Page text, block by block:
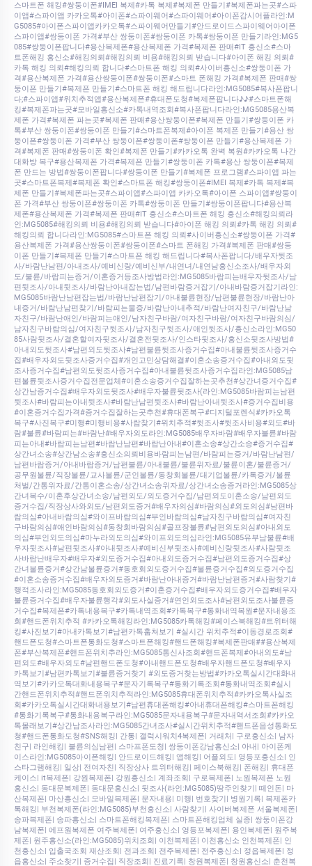
스마트폰 해킹#쌍둥이폰#IMEI 복제#카톡 복제#복제폰 만들기#복제폰파는곳#스파
이앱#스파이앱 카카오톡#아이폰#스파이웨어#스파이웨어#아이폰감시어플라인:M
G5085#아이폰스파이앱카카오톡#스파이웨어만들기#안드로이드스파이웨어아이폰
스파이앱#쌍둥이폰 가격#부산 쌍둥이폰#쌍둥이폰 카톡#쌍둥이폰 만들기라인:MG5
085#쌍둥이폰팝니다#용산복제폰#용산복제폰 가격#복제폰 판매#IT 흥신소#스마
트폰해킹 흥신소#해킹의뢰#해킹의뢰 비용#해킹의뢰 받습니다#아이폰 해킹 의뢰#
카톡 해킹 의뢰#해킹의뢰 합니다#스마트폰 해킹 의뢰#사이버흥신소#쌍둥이폰 가
격#용산복제폰 가격#용산쌍둥이폰#쌍둥이폰#스마트 폰해킹 가격#복제폰 판매#쌍
둥이폰 만들기#복제폰 만들기#스마트폰 해킹 해드립니다라인:MG5085#복사폰팝니
다;#스파이앱#위치추적앱#용산복제폰#휴대폰도청#복제폰팝니다♪♪#스마트폰해
킹#복제폰파는곳#모바일흥신소#카톡내역조회#복사폰팝니다라인:MG5085용산복
제폰 가격#복제폰 파는곳#복제폰 판매#용산쌍둥이폰#복제폰 만들기#쌍둥이폰 카
톡#부산 쌍둥이폰#쌍둥이폰 만들기#스마트폰복제#아이폰 복제폰 만들기#용산 쌍
둥이폰#쌍둥이폰 가격#부산 쌍둥이폰#쌍둥이폰#쌍둥이폰 만들기#용산복제폰 가
격#복제폰 판매#쌍둥이폰 확인#복제폰 만들기#카카오톡 완벽 복원#카카오톡 나간
대화방 복구#용산복제폰 가격#복제폰 만들기#쌍둥이폰 카톡#용산 쌍둥이폰#복제
폰 만드는 방법#쌍둥이폰팝니다#쌍둥이폰 만들기#복제폰 프로그램#스파이앱 파는
곳#스마트폰복제#복제폰 확인#스마트폰 해킹#쌍둥이폰#IMEI 복제#카톡 복제#복
제폰 만들기#복제폰파는곳#스파이앱#스파이앱 카카오톡#아이폰 스파이앱#쌍둥이
폰 가격#부산 쌍둥이폰#쌍둥이폰 카톡#쌍둥이폰 만들기#쌍둥이폰팝니다#용산복
제폰#용산복제폰 가격#복제폰 판매#IT 흥신소#스마트폰 해킹 흥신소#해킹의뢰라
인:MG5085#해킹의뢰 비용#해킹의뢰 받습니다#아이폰 해킹 의뢰#카톡 해킹 의뢰#
해킹의뢰 합니다라인:MG5085#스마트폰 해킹 의뢰#사이버흥신소#쌍둥이폰 가격#
용산복제폰 가격#용산쌍둥이폰#쌍둥이폰#스마트 폰해킹 가격#복제폰 판매#쌍둥
이폰 만들기#복제폰 만들기#스마트폰 해킹 해드립니다#복사폰팝니다/배우자뒷조
사/바람난남편/아내조사/예비신랑/예비신부/내연녀/내연남흥신소조사/배우자외
도/불륜/바람피는증거/이혼증거등조사방법라인:MG5085바람피는배우자뒷조사/남
편뒷조사/아내뒷조사/바람난아내잡는법/남편바람증거잡기/아내바람증거잡기라인:
MG5085바람난남편잡는법/바람난남편잡기/아내불륜현장/남편불륜현장/바람난아
내증거/바람난남편찾기/바람피는물증/바람난아내추적/바람난여자친구/바람난남
자친구/바람난애인/바람피는애인/남자친구바람/여자친구바람/여자친구바람의심/
남자친구바람의심/여자친구뒷조사/남자친구뒷조사/애인뒷조사/흥신소라인:MG50
85사람뒷조사/결혼할여자뒷조사/결혼전뒷조사/인스타뒷조사/흥신소뒷조사방법#
아내외도뒷조사#남편외도뒷조사#남편불륜뒷조사증거수집#아내불륜뒷조사증거수
집#배우자외도뒷조사증거수집#개인고민상담해결#이혼소송증거수집#아내외도뒷
조사증거수집#남편외도뒷조사증거수집#아내불륜뒷조사증거수집라인:MG5085남
편불륜뒷조사증거수집전문업체#이혼소송증거수집잘하는곳추천#상간녀증거수집#
상간남증거수집#배우자외도뒷조사#배우자불륜뒷조사(라인:MG5085바람피는남편
뒷조사#바람피는아내뒷조사#바람난남편뒷조사#바람난아내뒷조사#증거수집비용
#이혼증거수집가격#증거수집잘하는곳추천#휴대폰복구#디지털포렌식#카카오톡
복구#사진복구#미행#미행비용#사람찾기#위치추적#뒷조사#뒷조사비용#외도#바
람#불륜#바람피는#바람난#배우자외도라인:MG5085배우자바람#배우자불륜#바람
피는아내#바람피는남편#바람난남편#바람난아내#이혼소송#상간소송#증거수집#
상간녀소송#상간남소송#흥신소의뢰비용바람피는남편/바람피는증거/바람난남편/
남편바람증거/아내바람증거/남편불륜/아내불륜/불륜위자료/불륜이혼/불륜증거/
공무원불륜/직장불륜/교사불륜/군인불륜/동창회불륜/대기업불륜/카톡증거/불륜
처벌/간통위자료/간통이혼소송/상간녀소송위자료/상간녀소송증거라인:MG5085상
간녀복수/이혼후상간녀소송/남편외도/외도증거수집/남편외도이혼소송/남편외도
증거수집/직장상사와외도/남편외도증거#배우자의심#바람의심#외도의심#남편바
람의심#아내바람의심#와이프바람의심#부인바람의심#남자친구바람의심#여자친
구바람의심#애인바람의심#동창회바람의심#골프장불륜#남편외도의심#아내외도
의심#부인외도의심#마누라외도의심#와이프외도의심라인:MG5085유부남불륜#배
우자뒷조사#남편뒷조사#아내뒷조사#예비신부뒷조사#예비신랑뒷조사#사람뒷조
사바람난배우자#배우자#외도증거수집#아내외도증거수집#남편외도증거수집#상
간녀불륜증거#상간남불륜증거#동호회외도증거수집#불륜증거수집#외도증거수집
#이혼소송증거수집#배우자외도증거#바람난아내증거#바람난남편증거#사람찾기#
행적조사라인:MG5085동호회외도증거#이혼증거수집#배우자외도증거수집#배우자
불륜증거수집#배우자불륜행각#외도사실증거#연인외도조사#남편외도조사불륜증
거수집#복제폰#카톡내용복구#카톡내역조회#카톡복구#통화내역복원#문자내용조
회#핸드폰위치추적 #카카오톡해킹라인:MG5085카톡해킹#페이스북해킹#트위터해
킹#사진보기#아내카톡보기#남편카톡훔쳐보기 #실시간 위치추적#이동경로조회#
핸드폰도청#스마트폰통화도청#스마트폰해킹#핸드폰해킹#복제폰판매##용산복제
폰#부산복제폰#핸드폰위치추라인:MG5085통신사조회#핸드폰복제#아내외도#남
편외도#배우자외도#남편핸드폰도청#아내핸드폰도청#배우자핸드폰도청#배우자
카톡보기#남편카톡보기#불륜증거찾기 #외도증거찾는방법#카카오톡실시간대화내
역보기#카카오톡대화내용복구#문자기록복구#통화기록조회#통화내역조회#실시
간핸드폰위치추적#핸드폰위치추적라인:MG5085휴대폰위치추적#카카오톡사실조
회#카카오톡실시간대화내용보기#남편휴대폰해킹#아내휴대폰해킹#스마트폰해킹
#통화기록복구#통화내용복구라인:MG5085문자내용복구#문자내역서조회#카카오
톡몰래보기#상간남조사라인:MG5085간녀조사#실시간위치추적#핸드폰음성통화도
청#핸드폰통화도청#SNS해킹| 간통| 갤럭시워치4복제폰| 거래처| 구로흥신소| 남자
친구| 라인해킹| 불륜의심남편| 스마프폰도청| 쌍둥이폰강남흥신소| 아내| 아이폰케
이스라인:MG5085아이폰해킹| 안드로이드해킹| 앱해킹| 어플외도| 영등포흥신소| 인
스타그램해킹| 일상| 전여자친| 직장상사 트위터해킹| 페이스북해킹| 폰해킹| 휴대폰
케이스| it복제폰| 강원복제폰| 강원흥신소| 계좌조회| 구로복제폰| 노원복제폰 노원
흥신소| 동대문복제폰| 동대문흥신소| 뒷조사(라인:MG5085)땅주인찾기| 떼인돈| 마
산복제폰| 마산흥신소| 모바일복제폰| 문자내용| 미행| 번호찾기| 병원기록| 복제폰카
톡해킹| 부천복제폰(라인:MG5085)부천흥신소| 사람찾기| 사이버복제폰 서울복제폰|
송파복제폰| 송파흥신소| 스마트폰해킹복제폰| 스마트폰해킹업체 실종| 쌍둥이폰강
남복제폰| 에프원복제폰 여주복제폰| 여주흥신소| 영등포복제폰| 용인복제폰| 원주복
제폰| 원주흥신소(라인:MG5085)위치조회| 이천복제폰| 이천흥신소 인천복제폰| 인
천흥신소| 입출국조회 재산조회| 전과조회| 전주복제폰| 전주흥신소| 정읍복제폰| 정
읍흥신소| 주소찾기| 증거수집| 직장조회| 진료기록| 창원복제폰| 창원흥신소| 춘천복